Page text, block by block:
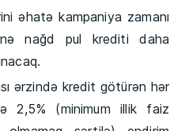
kampaniya zamanı
nağd pul krediti daha
ərzində kredit götürən hər
2,5% (minimum illik faiz